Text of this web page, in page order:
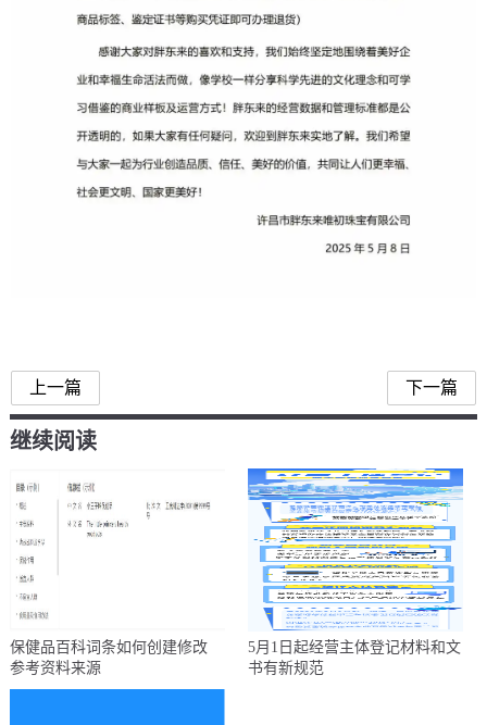
上一篇 下一篇
继续阅读
保健品百科词条如何创建修改
参考资料来源
5月1日起经营主体登记材料和文
书有新规范